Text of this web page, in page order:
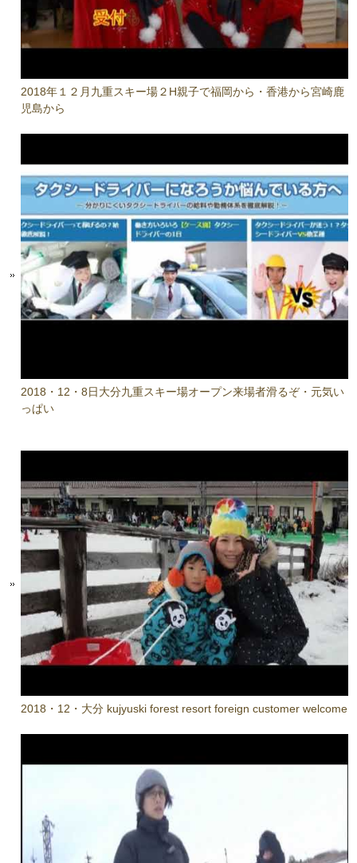
2018年１２月九重スキー場２H親子で福岡から・香港から宮崎鹿
児島から
2018・12・8日大分九重スキー場オープン来場者滑るぞ・元気い
っぱい
2018・12・大分 kujyuski forest resort foreign customer welcome